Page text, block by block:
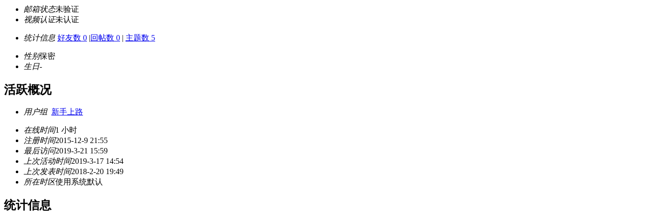
邮箱状态未验证
视频认证未认证
统计信息 好友数 0 |回帖数 0 | 主题数 5
性别保密
生日-
活跃概况
用户组 新手上路
在线时间1 小时
注册时间2015-12-9 21:55
最后访问2019-3-21 15:59
上次活动时间2019-3-17 14:54
上次发表时间2018-2-20 19:49
所在时区使用系统默认
统计信息